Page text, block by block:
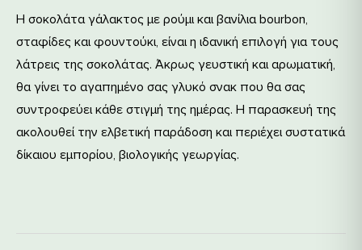
Η σοκολάτα γάλακτος με ρούμι και βανίλια bourbon,
σταφίδες και φουντούκι, είναι η ιδανική επιλογή για τους
λάτρεις της σοκολάτας. Άκρως γευστική και αρωματική,
θα γίνει το αγαπημένο σας γλυκό σνακ που θα σας
συντροφεύει κάθε στιγμή της ημέρας. Η παρασκευή της
ακολουθεί την ελβετική παράδοση και περιέχει συστατικά
δίκαιου εμπορίου, βιολογικής γεωργίας.